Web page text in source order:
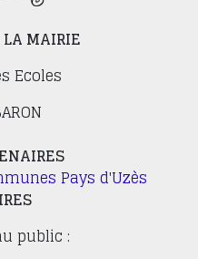
LA MAIRIE
Ecoles
Pays d'Uzès
public :